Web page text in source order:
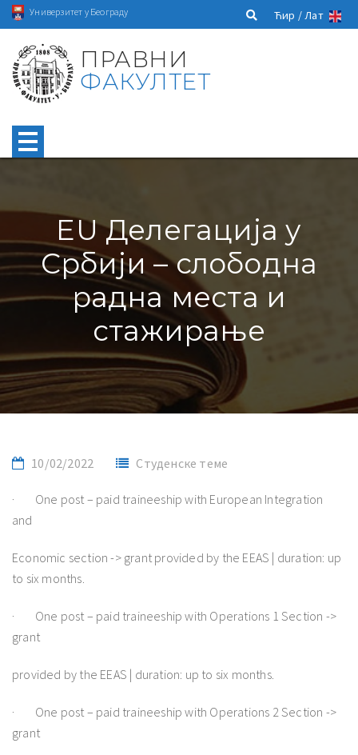
Универзитет у Београду Ћир /Лат
ПРАВНИ
ФАКУЛТЕТ
EU Делегација у
Србији – слободна
радна места и
стажирање
10/02/2022 Студенске теме
· One post – paid traineeship with European Integration
and
Economic section -> grant provided by the EEAS | duration: up
to six months.
· One post – paid traineeship with Operations 1 Section ->
grant
provided by the EEAS | duration: up to six months.
· One post – paid traineeship with Operations 2 Section ->
grant